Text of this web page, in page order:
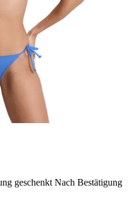
geschenkt Nach Bestätigung